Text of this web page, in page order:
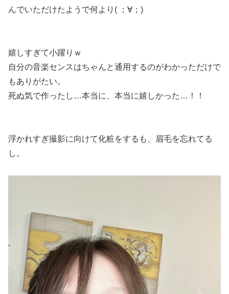
んでいただけたようで何より( ；∀；)
嬉しすぎて小躍りｗ
自分の音楽センスはちゃんと通用するのがわかっただけで
もありがたい。
死ぬ気で作ったし…本当に、本当に嬉しかった…！！
浮かれすぎ撮影に向けて化粧をするも、眉毛を忘れてる
し。